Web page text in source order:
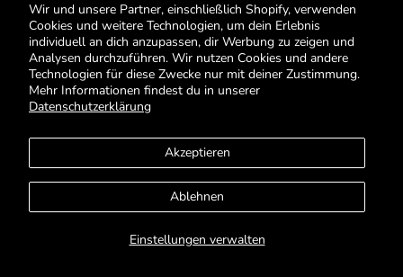
Wir und unsere Partner, einschließlich Shopify, verwenden
Cookies und weitere Technologien, um dein Erlebnis
individuell an dich anzupassen, dir Werbung zu zeigen und
Analysen durchzuführen. Wir nutzen Cookies und andere
Technologien für diese Zwecke nur mit deiner Zustimmung.
Mehr Informationen findest du in unserer
Datenschutzerklärung
Einstellungen verwalten
Akzeptieren
Ablehnen
Deutsch
Sprache
English
Français
© 2026 - HEYS EU GmbH